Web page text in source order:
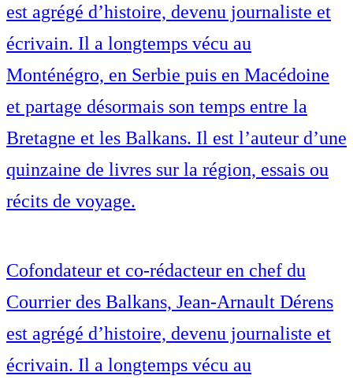
est agrégé d’histoire, devenu journaliste et
écrivain. Il a longtemps vécu au
Monténégro, en Serbie puis en Macédoine
et partage désormais son temps entre la
Bretagne et les Balkans. Il est l’auteur d’une
quinzaine de livres sur la région, essais ou
récits de voyage.
Cofondateur et co-rédacteur en chef du
Courrier des Balkans, Jean-Arnault Dérens
est agrégé d’histoire, devenu journaliste et
écrivain. Il a longtemps vécu au